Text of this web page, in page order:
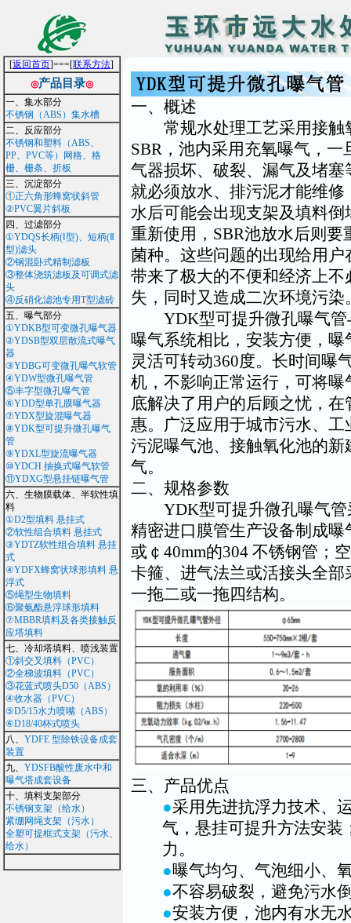
[返回首页]===[联系方法]
◎产品目录◎
一、集水部分
不锈钢（ABS）集水槽
二、反应部分
不锈钢和塑料（ABS、
PP、PVC等）网格、格
栅、栅条、折板
三、沉淀部分
①正六角形蜂窝状斜管
②PVC翼片斜板
四、过滤部分
①YDQS长柄(Ⅰ型)、短柄(Ⅱ
型)滤头
②钢混卧式精制滤板
③整体浇筑滤板及可调式滤
头
④反硝化滤池专用T型滤砖
五、曝气部分
①YDKB型可变微孔曝气器
②YDSB型双层散流式曝气
器
③YDBG可变微孔曝气软管
④YDW型微孔曝气管
⑤丰字型微孔曝气管
⑥YDD型单孔膜曝气器
⑦YDX型旋混曝气器
⑧YDK型可提升微孔曝气
管
⑨YDXL型旋流曝气器
⑩YDCH 抽换式曝气软管
⑪YDXG型悬挂链曝气管
六、生物膜载体、半软性填
料
①D2型填料 悬挂式
②软性组合填料 悬挂式
③YDTZ软性组合填料 悬挂
式
④YDFX蜂窝状球形填料 悬
浮式
⑤绳型生物填料
⑥聚氨酯悬浮球形填料
⑦MBBR填料及各类接触反
应塔填料
七、冷却塔填料、喷浅装置
①斜交叉填料（PVC）
②全梯波填料（PVC）
③花蓝式喷头D50（ABS）
④收水器（PVC）
⑤D5/15水力喷嘴（ABS）
⑥D18/40杯式喷头
八、 YDFE 型除铁设备成套
装置
九、 YDSFB酸性废水中和
曝气塔成套设备
十、填料支架部分
不锈钢支架（给水）
紧绷网绳支架（污水）
全塑可提框式支架（污水、
给水）
一、概述
常规水处理工艺采用接触
SBR，池内采用充氧曝气，一
气器损坏、破裂、漏气及堵塞
就必须放水、排污泥才能维修
水后可能会出现支架及填料倒
重新使用，SBR池放水后则要
菌种。这些问题的出现给用户
带来了极大的不便和经济上不
失，同时又造成二次环境污染
YDK型可提升微孔曝气管
曝气系统相比，安装方便，
灵活可转动360度。长时间曝
机，不影响正常运行，可将
底解决了用户的后顾之忧，
惠。广泛应用于城市污水、
污泥曝气池、接触氧化池的
气。
二、规格参数
YDK型可提升微孔曝气管
精密进口膜管生产设备制成曝
或￠40mm的304 不锈钢管；
卡箍、进气法兰或活接头全
一拖二或一拖四结构。
三、产品优点
●采用先进抗浮力技术、
气，悬挂可提升方法安
力。
●曝气均匀、气泡细小、
●不容易破裂，避免污水
●安装方便，池内有水无